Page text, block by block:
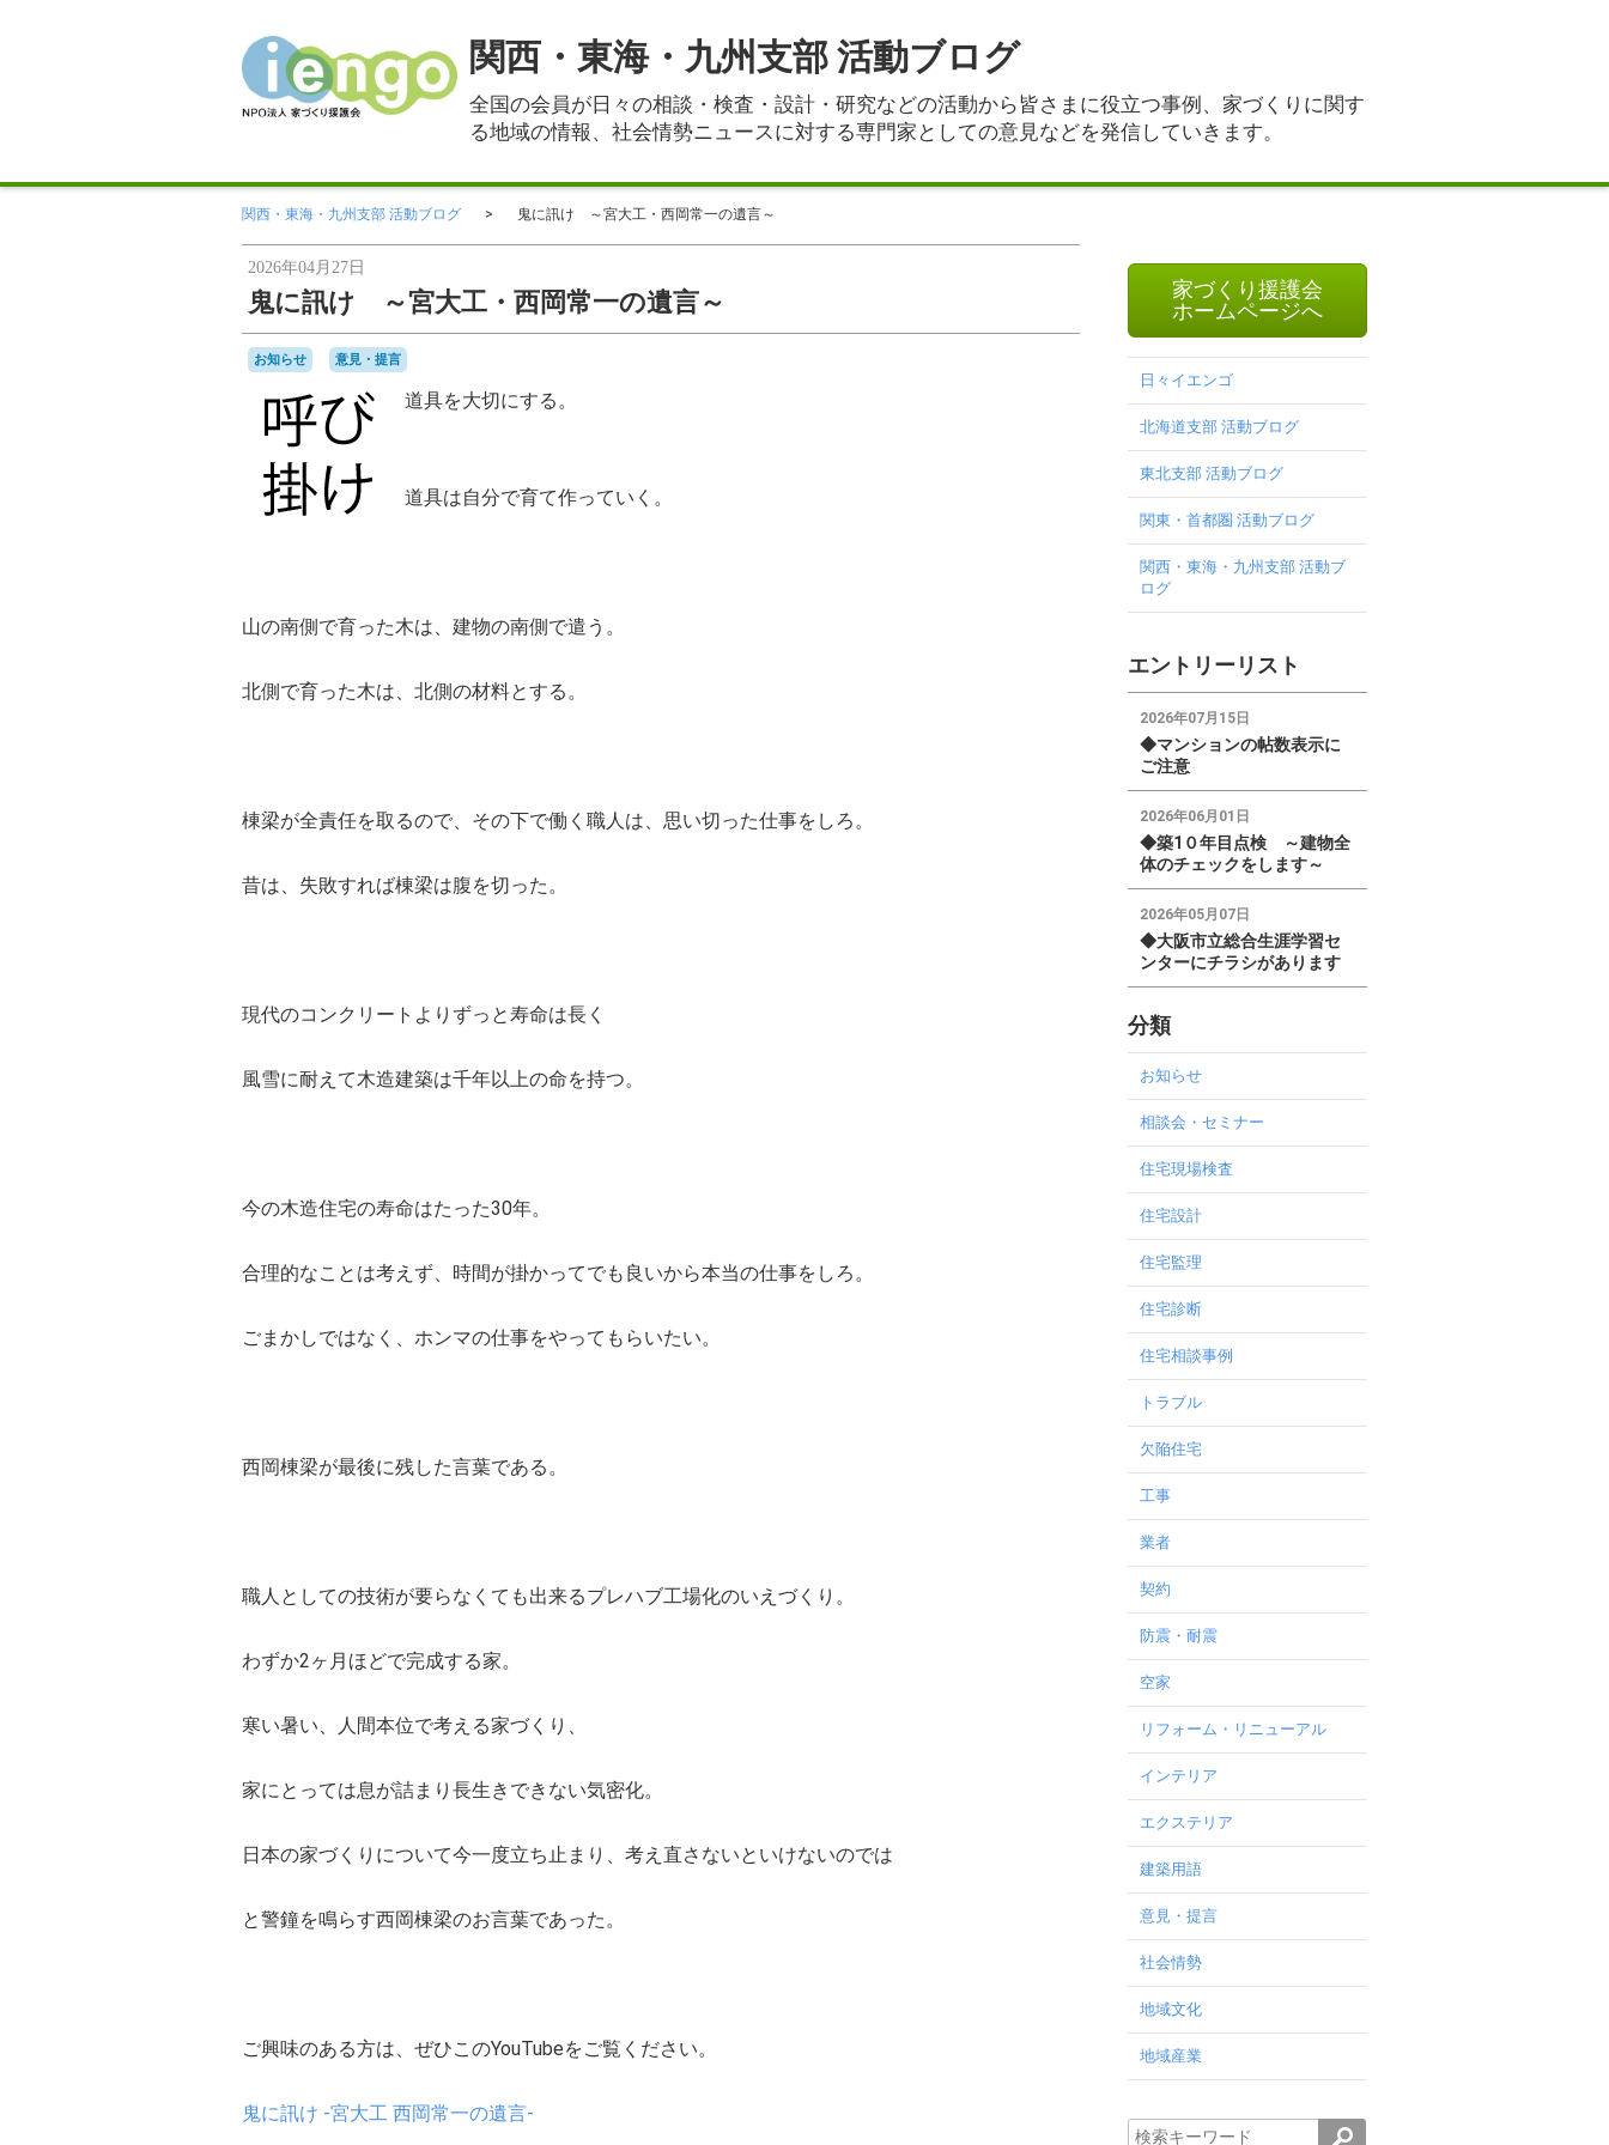
関西・東海・九州支部 活動ブログ
全国の会員が日々の相談・検査・設計・研究などの活動から皆さまに役立つ事例、家づくりに関す
る地域の情報、社会情勢ニュースに対する専門家としての意見などを発信していきます。
関西・東海・九州支部 活動ブログ 鬼に訊け ～宮大工・西岡常一の遺言～
2026年04月27日
鬼に訊け ～宮大工・西岡常一の遺言～
お知らせ 意見・提言
道具を大切にする。
道具は自分で育て作っていく。
山の南側で育った木は、建物の南側で遣う。
北側で育った木は、北側の材料とする。
棟梁が全責任を取るので、その下で働く職人は、思い切った仕事をしろ。
昔は、失敗すれば棟梁は腹を切った。
現代のコンクリートよりずっと寿命は長く
風雪に耐えて木造建築は千年以上の命を持つ。
今の木造住宅の寿命はたった30年。
合理的なことは考えず、時間が掛かってでも良いから本当の仕事をしろ。
ごまかしではなく、ホンマの仕事をやってもらいたい。
西岡棟梁が最後に残した言葉である。
職人としての技術が要らなくても出来るプレハブ工場化のいえづくり。
わずか2ヶ月ほどで完成する家。
寒い暑い、人間本位で考える家づくり、
家にとっては息が詰まり長生きできない気密化。
日本の家づくりについて今一度立ち止まり、考え直さないといけないのでは
と警鐘を鳴らす西岡棟梁のお言葉であった。
ご興味のある方は、ぜひこのYouTubeをご覧ください。
鬼に訊け -宮大工 西岡常一の遺言-
家づくり援護会
ホームページへ
日々イエンゴ
北海道支部 活動ブログ
東北支部 活動ブログ
関東・首都圏 活動ブログ
関西・東海・九州支部 活動ブ
ログ
エントリーリスト
2026年07月15日
◆マンションの帖数表示に
ご注意
2026年06月01日
◆築1０年目点検 ～建物全
体のチェックをします～
2026年05月07日
◆大阪市立総合生涯学習セ
ンターにチラシがあります
分類
お知らせ
相談会・セミナー
住宅現場検査
住宅設計
住宅監理
住宅診断
住宅相談事例
トラブル
欠陥住宅
工事
業者
契約
防震・耐震
空家
リフォーム・リニューアル
インテリア
エクステリア
建築用語
意見・提言
社会情勢
地域文化
地域産業